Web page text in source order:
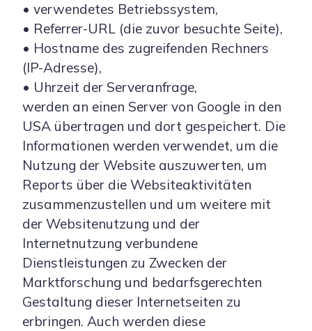
• verwendetes Betriebssystem,
• Referrer-URL (die zuvor besuchte Seite),
• Hostname des zugreifenden Rechners
(IP-Adresse),
• Uhrzeit der Serveranfrage,
werden an einen Server von Google in den
USA übertragen und dort gespeichert. Die
Informationen werden verwendet, um die
Nutzung der Website auszuwerten, um
Reports über die Websiteaktivitäten
zusammenzustellen und um weitere mit
der Websitenutzung und der
Internetnutzung verbundene
Dienstleistungen zu Zwecken der
Marktforschung und bedarfsgerechten
Gestaltung dieser Internetseiten zu
erbringen. Auch werden diese